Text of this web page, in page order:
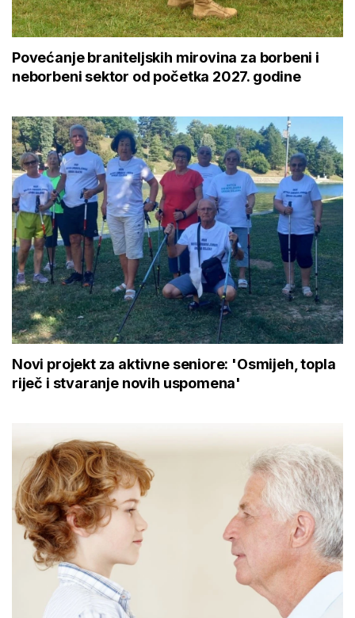
Povećanje braniteljskih mirovina za borbeni i
neborbeni sektor od početka 2027. godine
Novi projekt za aktivne seniore: 'Osmijeh, topla
riječ i stvaranje novih uspomena'